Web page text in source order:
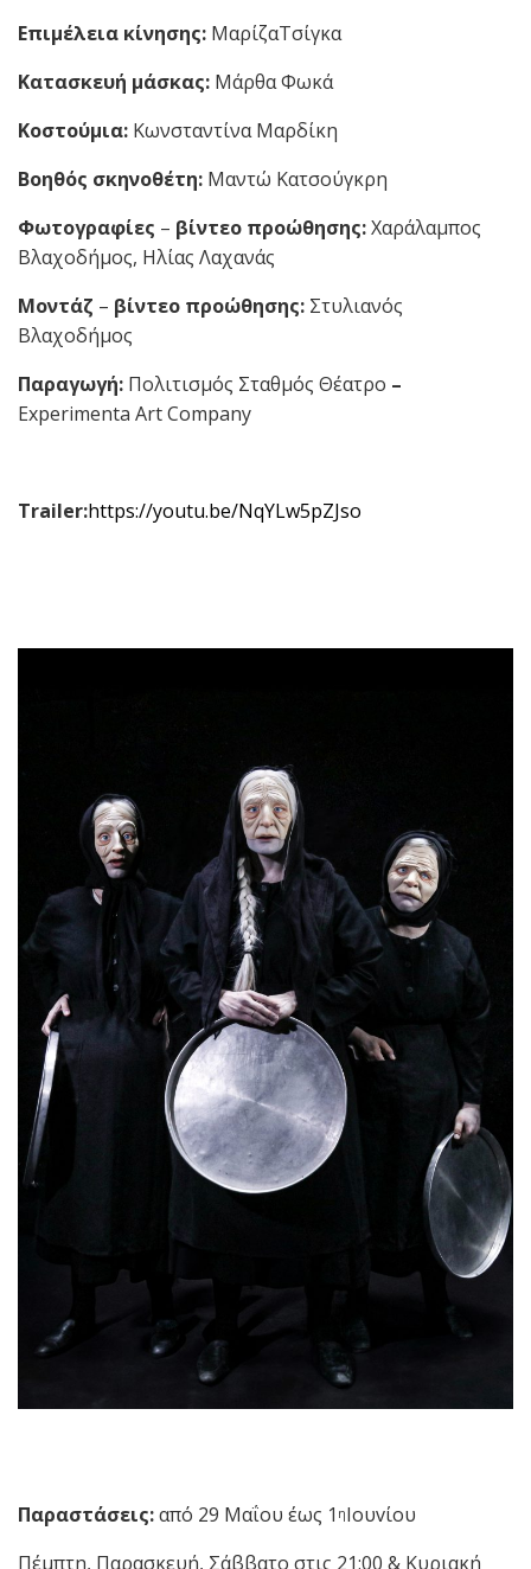
Επιμέλεια κίνησης: ΜαρίζαΤσίγκα
Κατασκευή μάσκας: Μάρθα Φωκά
Κοστούμια: Κωνσταντίνα Μαρδίκη
Βοηθός σκηνοθέτη: Μαντώ Κατσούγκρη
Φωτογραφίες – βίντεο προώθησης:Χαράλαμπος
Βλαχοδήμος, Ηλίας Λαχανάς
Μοντάζ – βίντεο προώθησης: Στυλιανός
Βλαχοδήμος
Παραγωγή: Πολιτισμός Σταθμός Θέατρο –
Experimenta Art Company
Τrailer:https://youtu.be/NqYLw5pZJso
Παραστάσεις:από 29 Μαΐου έως 1 ηΙουvίου
Πέμπτη, Παρασκευή, Σάββατο στις 21:00 & Κυριακή